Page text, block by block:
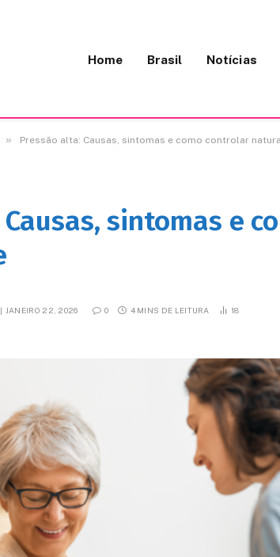
Home Brasil Notícias
» Pressão alta: Causas, sintomas e como controlar
sintomas e
JANEIRO 22, 2026 0 4 MINS DE LEITURA 18